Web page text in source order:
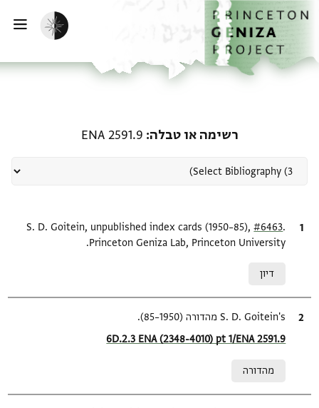
לתוכןהבית
הפעלת מצב כהה
רשימה או טבלה ENA 2591.9
ציטוט S. D. Goitein, unpublished index cards (1950–85),#6463
Princeton Geniza Lab, Princeton University.
דיון
ציטוט
S. D. Goitein's מהדורה (1950–85).
Location in source
6D.2.3 ENA (2348-4010) pt 1/ENA 2591.9
מהדורה